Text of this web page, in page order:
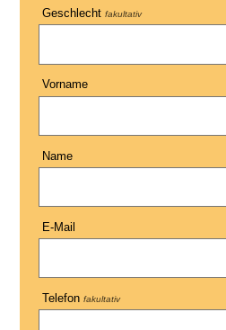
Geschlecht fakultativ
Vorname
Name
E-Mail
Telefon fakultativ